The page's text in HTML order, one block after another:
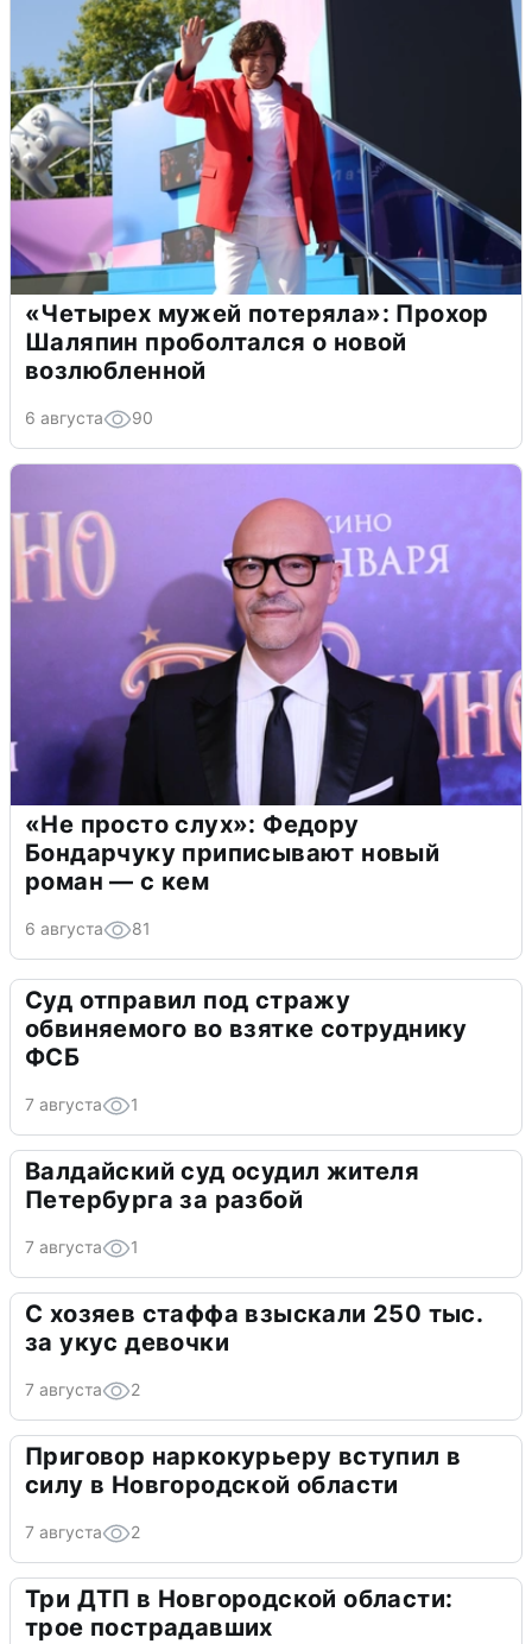
«Четырех мужей потеряла»: Прохор
Шаляпин проболтался о новой
возлюбленной
6 августа 90
«Не просто слух»: Федору
Бондарчуку приписывают новый
роман — с кем
6 августа 81
Суд отправил под стражу
обвиняемого во взятке сотруднику
ФСБ
7 августа 1
Валдайский суд осудил жителя
Петербурга за разбой
7 августа 1
С хозяев стаффа взыскали 250 тыс.
за укус девочки
7 августа 2
Приговор наркокурьеру вступил в
силу в Новгородской области
7 августа 2
Три ДТП в Новгородской области:
трое пострадавших